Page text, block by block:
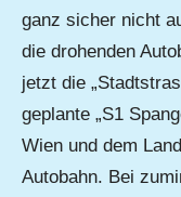
ganz sicher nicht
die drohenden
jetzt die
geplante „S1
Wien und dem
Autobahn. Bei